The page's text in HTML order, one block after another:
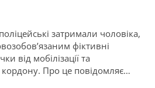
затримали чоловіка,
фіктивні
від мобілізації та
Про це повідомляє